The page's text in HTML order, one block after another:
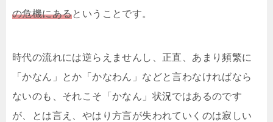
の危機にあるということです。
時代の流れには逆らえませんし、正直、あまり頻繁に
「かなん」とか「かなわん」などと言わなければなら
ないのも、それこそ「かなん」状況ではあるのです
が、とは言え、やはり方言が失われていくのは寂しい